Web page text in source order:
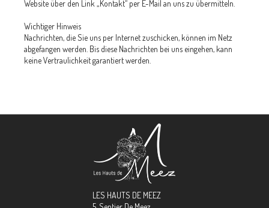
Website über den Link „Kontakt“ per E-Mail an uns zu übermitteln.
Wichtiger Hinweis
Nachrichten, die Sie uns per Internet zuschicken, können im Netz
abgefangen werden. Bis diese Nachrichten bei uns eingehen, kann
keine Vertraulichkeit garantiert werden.
LES HAUTS DE MEEZ